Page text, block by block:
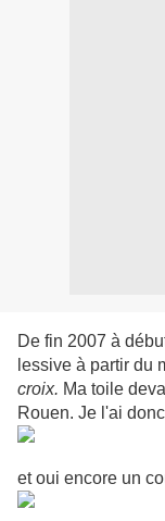
De fin 2007 à
lessive à partir du
croix. Ma toile
Rouen. Je l'ai
et oui encore un